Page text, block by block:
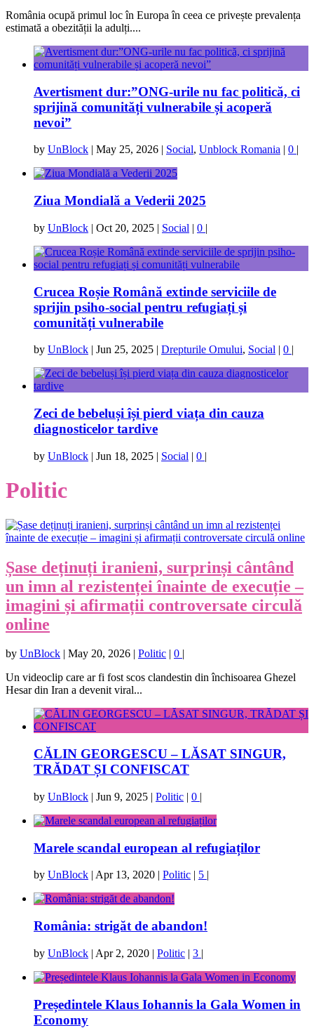
România ocupă primul loc în Europa în ceea ce privește prevalența
estimată a obezității la adulți....
Avertisment dur:”ONG-urile nu fac politică, ci
sprijină comunități vulnerabile și acoperă
nevoi”
by UnBlock May 25, 2026 Social, Unblock Romania 0
Ziua Mondială a Vederii 2025
by UnBlock | Oct 20, 2025 | Social | 0 |
Crucea Roșie Română extinde serviciile de
sprijin psiho-social pentru refugiați și
comunități vulnerabile
by UnBlock | Jun 25, 2025 | Drepturile Omului, Social | 0 |
Zeci de bebeluși își pierd viața din cauza
diagnosticelor tardive
by UnBlock | Jun 18, 2025 | Social | 0 |
Politic
Șase deținuți iranieni, surprinși cântând
un imn al rezistenței înainte de execuție –
imagini și afirmații controversate circulă
online
by UnBlock May 20, 2026 Politic 0
Un videoclip care ar fi fost scos clandestin din închisoarea Ghezel
Hesar din Iran a devenit viral...
CĂLIN GEORGESCU – LĂSAT SINGUR,
TRĂDAT ȘI CONFISCAT
by UnBlock | Jun 9, 2025 | Politic | 0 |
Marele scandal european al refugiaților
by UnBlock | Apr 13, 2020 | Politic | 5 |
România: strigăt de abandon!
by UnBlock | Apr 2, 2020 | Politic | 3 |
Președintele Klaus Iohannis la Gala Women in
Economy